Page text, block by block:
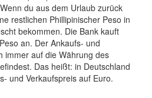
du aus dem Urlaub zurück
restlichen Phillipinischer Peso in
bekommen. Die Bank kauft
an. Der Ankaufs- und
immer auf die Währung des
Das heißt: in Deutschland
und Verkaufspreis auf Euro.